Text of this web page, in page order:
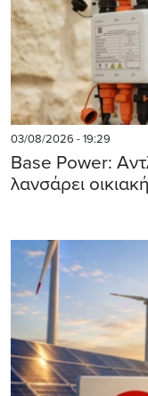
03/08/2026 - 19:29
Base Power:
λανσάρει